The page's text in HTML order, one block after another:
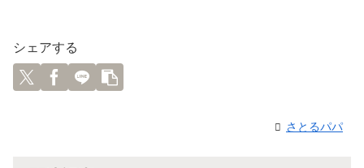
シェアする
さとるパパ